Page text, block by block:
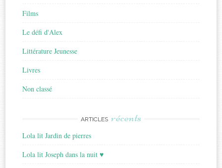
Films
Le défi d'Alex
Littérature Jeunesse
Livres
Non classé
ARTICLES récents
Lola lit Jardin de pierres
Lola lit Joseph dans la nuit ♥